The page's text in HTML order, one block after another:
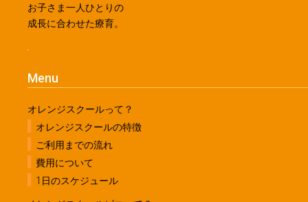
お子さま一人ひとりの
成長に合わせた療育。
Menu
オレンジスクールって？
オレンジスクールの特徴
ご利用までの流れ
費用について
1日のスケジュール